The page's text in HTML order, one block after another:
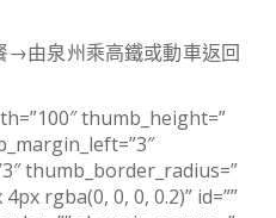
由泉州乘高鐵或動車返回
thumb_height=”
thumb_border_radius=”
rgba(0, 0, 0, 0.2)” id=””